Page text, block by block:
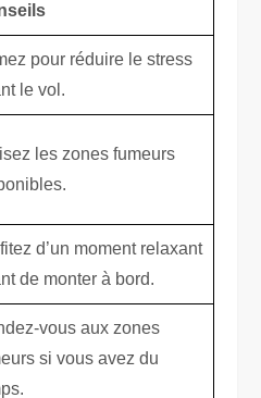
pour réduire le stress
le vol.
les zones fumeurs
d’un moment relaxant
de monter à bord.
vous aux zones
si vous avez du